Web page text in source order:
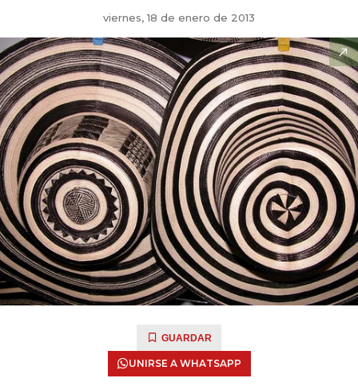
viernes, 18 de enero de 2013
GUARDAR
UNIRSE A WHATSAPP